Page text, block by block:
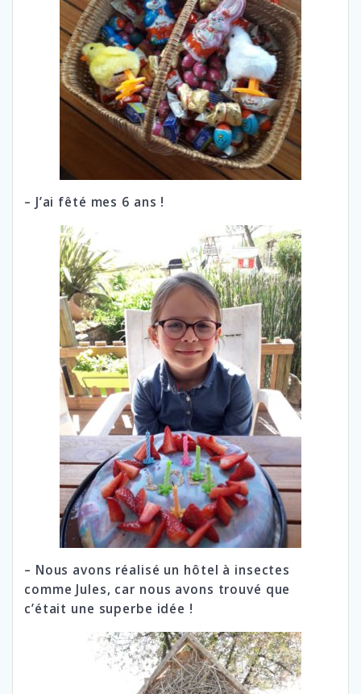
– J’ai fêté mes 6 ans !
– Nous avons réalisé un hôtel à insectes
comme Jules, car nous avons trouvé que
c’était une superbe idée !